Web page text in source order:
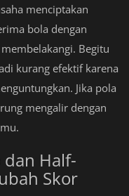
menciptakan
bola dengan
Begitu
kurang efektif karena
Jika pola
mengalir dengan
dan Half-
Skor